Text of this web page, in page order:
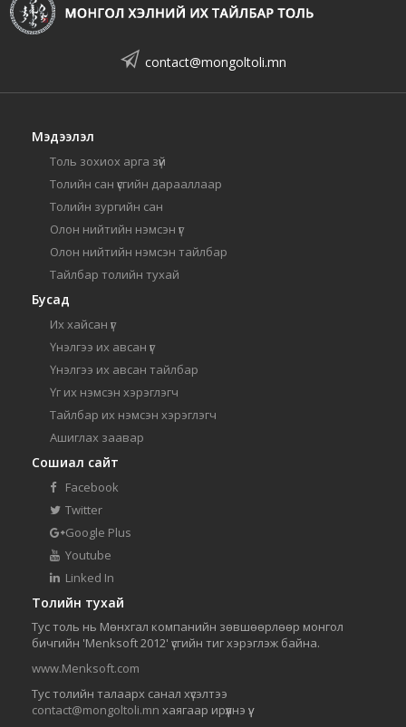
contact@mongoltoli.mn
Мэдээлэл
Толь зохиох арга зүй
Толийн сан үсгийн дарааллаар
Толийн зургийн сан
Олон нийтийн нэмсэн үг
Олон нийтийн нэмсэн тайлбар
Тайлбар толийн тухай
Бусад
Их хайсан үг
Үнэлгээ их авсан үг
Үнэлгээ их авсан тайлбар
Үг их нэмсэн хэрэглэгч
Тайлбар их нэмсэн хэрэглэгч
Ашиглах заавар
Сошиал сайт
Facebook
Twitter
Google Plus
Youtube
Linked In
Толийн тухай
Тус толь нь Мөнхгал компанийн зөвшөөрлөөр монгол
бичгийн 'Menksoft 2012' үсгийн тиг хэрэглэж байна.
www.Menksoft.com
Тус толийн талаарх санал хүсэлтээ
contact@mongoltoli.mn хаягаар ирүүлнэ үү.